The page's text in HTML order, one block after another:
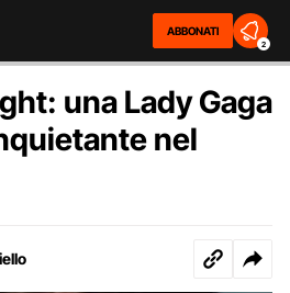
ABBONATI
2
una Lady Gaga
nel